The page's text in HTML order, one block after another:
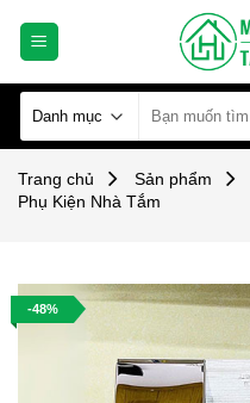
kiếm:
Trang chủ Sản phẩm
Phụ Kiện Nhà Tắm
-48%